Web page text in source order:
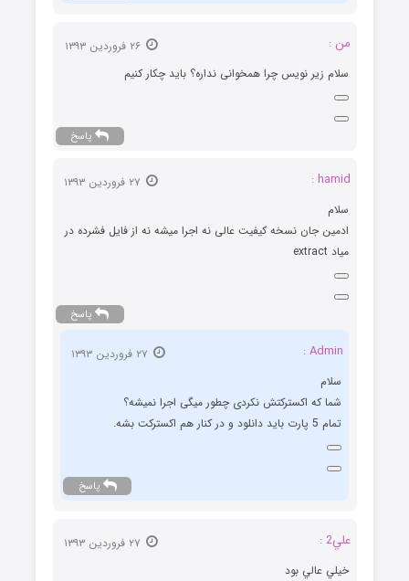
من :
۲۶ فروردین ۱۳۹۳
سلام زیر نویس چرا همخوانی نداره؟ باید چکار کنیم
پاسخ
hamid :
سلام
ادمین جان نسخه کیفیت عالی نه اجرا میشه نه از فایل فشرده در
میاد extract
پاسخ
Admin :
سلام
شما که اکسترکتش نکردی چطور میگی اجرا نمیشه؟
تمام 5 پارت باید دانلود و در کنار هم اکسترکت بشه.
پاسخ
علي2 :
خيلي عالي بود